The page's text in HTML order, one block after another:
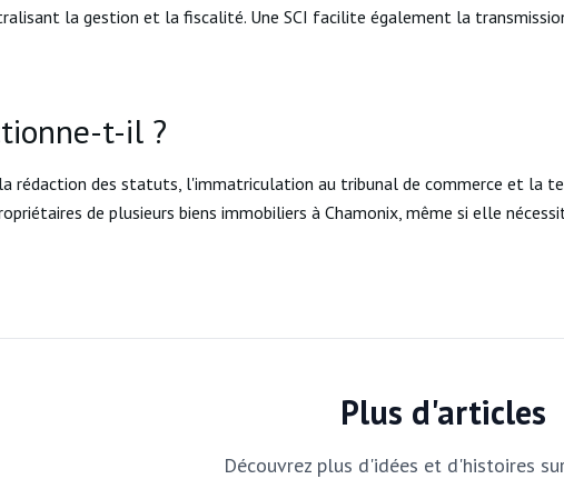
la gestion et la fiscalité. Une SCI facilite également la
t-il ?
rédaction des statuts, l'immatriculation au tribunal de commerce et la
de plusieurs biens immobiliers à Chamonix, même si elle
Plus d'articles
Découvrez plus d'idées et d'histoires